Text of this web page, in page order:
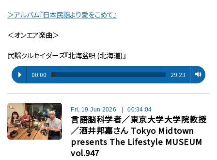
＞アルバム『日本民謡より愛をこめて』
＜オンエア楽曲＞
民謡クルセイダーズ『北海盆唄 (北海道)』
00:00 29:23
Fri, 19 Jun 2026 | 00:34:04
言語脳科学者／東京大学大学院教授
／酒井邦嘉さん Tokyo Midtown
presents The Lifestyle MUSEUM
vol.947